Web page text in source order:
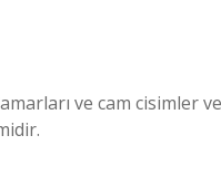
ve cam cisimler